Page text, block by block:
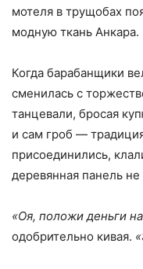
мотеля в трущобах
модную ткань Анкара.
Когда барабанщики
сменилась с
танцевали, бросая
и сам гроб —
присоединились,
деревянная панель
«Оя, положи деньги
одобрительно кивая.